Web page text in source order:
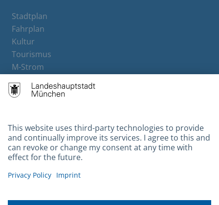
Stadtplan
Fahrplan
Kultur
Tourismus
M-Strom
Hotels
Contact
Barrierefreiheit
Leichte Sprache
Gebärdensprache
Kontakt